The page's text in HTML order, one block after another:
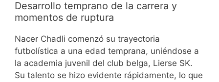
Desarrollo temprano de la carrera y
momentos de ruptura
Nacer Chadli comenzó su trayectoria
futbolística a una edad temprana, uniéndose a
la academia juvenil del club belga, Lierse SK.
Su talento se hizo evidente rápidamente, lo que